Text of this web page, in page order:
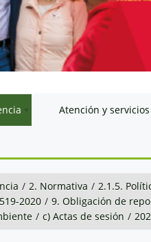
Atención y
/ 2. Normativa / 2.1.5.
2020 / 9. Obligación de
/ c) Actas de sesión /